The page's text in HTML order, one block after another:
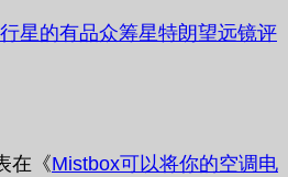
星的有品众筹星特朗望远镜评
在《Mistbox可以将你的空调电